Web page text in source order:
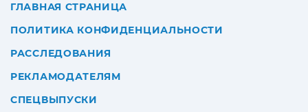
ГЛАВНАЯ СТРАНИЦА
ПОЛИТИКА КОНФИДЕНЦИАЛЬНОСТИ
РАССЛЕДОВАНИЯ
РЕКЛАМОДАТЕЛЯМ
СПЕЦВЫПУСКИ